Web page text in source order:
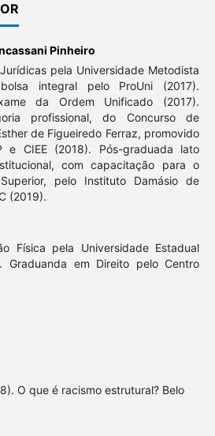
Pinheiro
pela Universidade Metodista
integral pelo ProUni (2017).
da Ordem Unificado (2017).
profissional, do Concurso de
de Figueiredo Ferraz, promovido
e CIEE (2018). Pós-graduada lato
com capacitação para o
pelo Instituto Damásio de
(2019).
Física pela Universidade Estadual
Graduanda em Direito pelo Centro
O que é racismo estrutural? Belo